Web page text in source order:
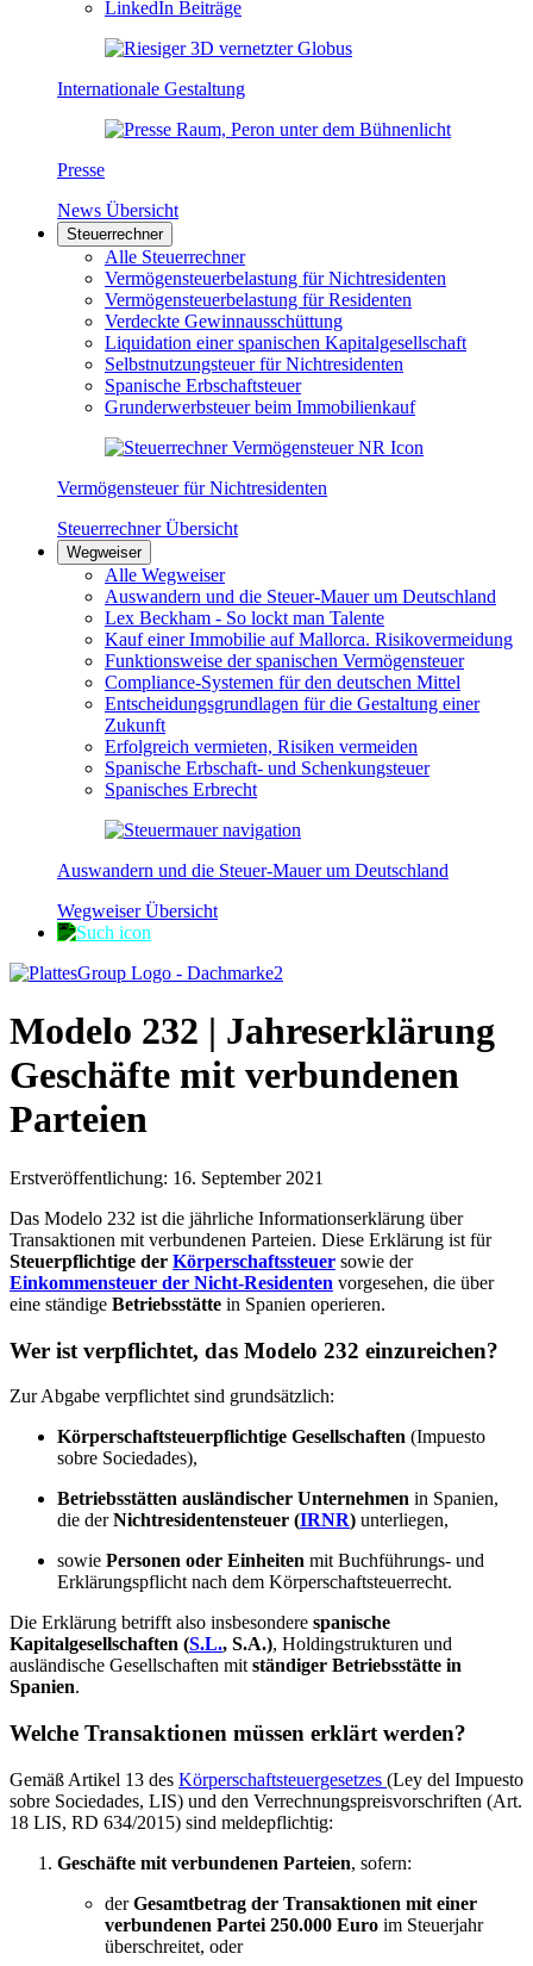
LinkedIn Beiträge
Internationale Gestaltung
Presse
News Übersicht
Steuerrechner
Alle Steuerrechner
Vermögensteuerbelastung für Nichtresidenten
Vermögensteuerbelastung für Residenten
Verdeckte Gewinnausschüttung
Liquidation einer spanischen Kapitalgesellschaft
Selbstnutzungsteuer für Nichtresidenten
Spanische Erbschaftsteuer
Grunderwerbsteuer beim Immobilienkauf
Vermögensteuer für Nichtresidenten
Steuerrechner Übersicht
Wegweiser
Alle Wegweiser
Auswandern und die Steuer-Mauer um Deutschland
Lex Beckham - So lockt man Talente
Kauf einer Immobilie auf Mallorca. Risikovermeidung
Funktionsweise der spanischen Vermögensteuer
Compliance-Systemen für den deutschen Mittel
Entscheidungsgrundlagen für die Gestaltung einer
Zukunft
Erfolgreich vermieten, Risiken vermeiden
Spanische Erbschaft- und Schenkungsteuer
Spanisches Erbrecht
Auswandern und die Steuer-Mauer um Deutschland
Wegweiser Übersicht
Modelo 232 | Jahreserklärung
Geschäfte mit verbundenen
Parteien
Erstveröffentlichung: 16. September 2021
Das Modelo 232 ist die jährliche Informationserklärung über
Transaktionen mit verbundenen Parteien. Diese Erklärung ist für
Steuerpflichtige der Körperschaftssteuer sowie der
Einkommensteuer der Nicht-Residenten vorgesehen, die über
eine ständige Betriebsstätte in Spanien operieren.
Wer ist verpflichtet, das Modelo 232 einzureichen?
Zur Abgabe verpflichtet sind grundsätzlich:
Körperschaftsteuerpflichtige Gesellschaften (Impuesto
sobre Sociedades),
Betriebsstätten ausländischer Unternehmen in Spanien,
die derNichtresidentensteuer (IRNR) unterliegen,
sowie Personen oder Einheiten mit Buchführungs- und
Erklärungspflicht nach dem Körperschaftsteuerrecht.
Die Erklärung betrifft also insbesondere spanische
Kapitalgesellschaften (S.L., S.A.), Holdingstrukturen und
ausländische Gesellschaften mit ständiger Betriebsstätte in
Spanien.
Welche Transaktionen müssen erklärt werden?
Gemäß Artikel 13 des Körperschaftsteuergesetzes (Ley del Impuesto
sobre Sociedades, LIS) und den Verrechnungspreisvorschriften (Art.
18 LIS, RD 634/2015) sind meldepflichtig:
Geschäfte mit verbundenen Parteien, sofern:
derGesamtbetrag der Transaktionen mit einer
verbundenen Partei 250.000 Euro im Steuerjahr
überschreitet, oder